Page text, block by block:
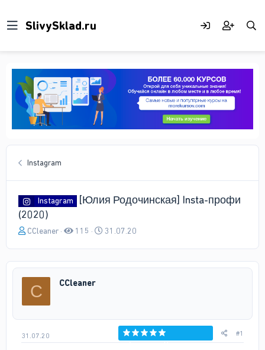
Instagram
Instagram
[Юлия Родочинская] Insta-профи
(2020)
А
о
р
ы
CCleaner 115
Д
а
л
31.07.20
C CCleaner
31.07.20
Голосов: 0
#1